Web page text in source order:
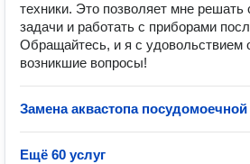
техники. Это позволяет мне
задачи и работать с приборами
Обращайтесь, и я с удовольствием
возникшие вопросы!
Замена аквастопа
Ещё 60 услуг